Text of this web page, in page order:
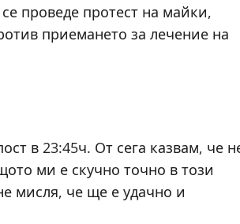
проведе протест на майки,
приемането за лечение на
в 23:45ч. От сега казвам, че
ми е скучно точно в този
мисля, че ще е удачно и